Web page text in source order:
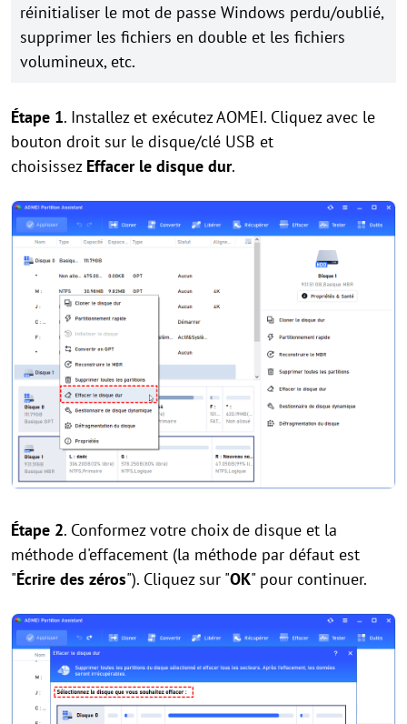
réinitialiser le mot de passe Windows perdu/oublié,
supprimer les fichiers en double et les fichiers
volumineux, etc.
Étape 1. Installez et exécutez AOMEI. Cliquez avec le
bouton droit sur le disque/clé USB et
choisissez Effacer le disque dur.
Étape 2. Conformez votre choix de disque et la
méthode d'effacement (la méthode par défaut est
"Écrire des zéros"). Cliquez sur "OK" pour continuer.